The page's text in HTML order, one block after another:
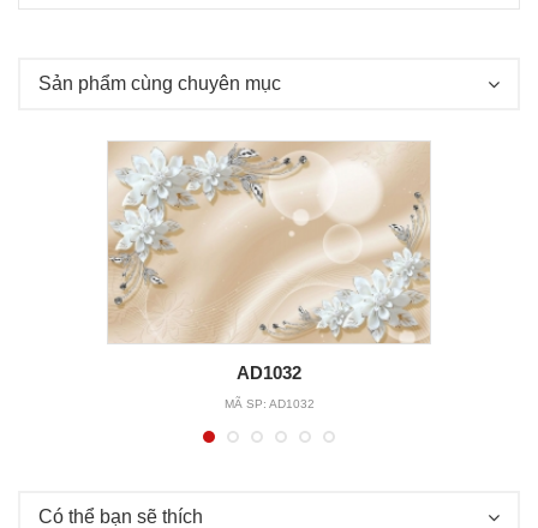
Sản phẩm cùng chuyên mục
AD1032
MÃ SP: AD1032
Có thể bạn sẽ thích